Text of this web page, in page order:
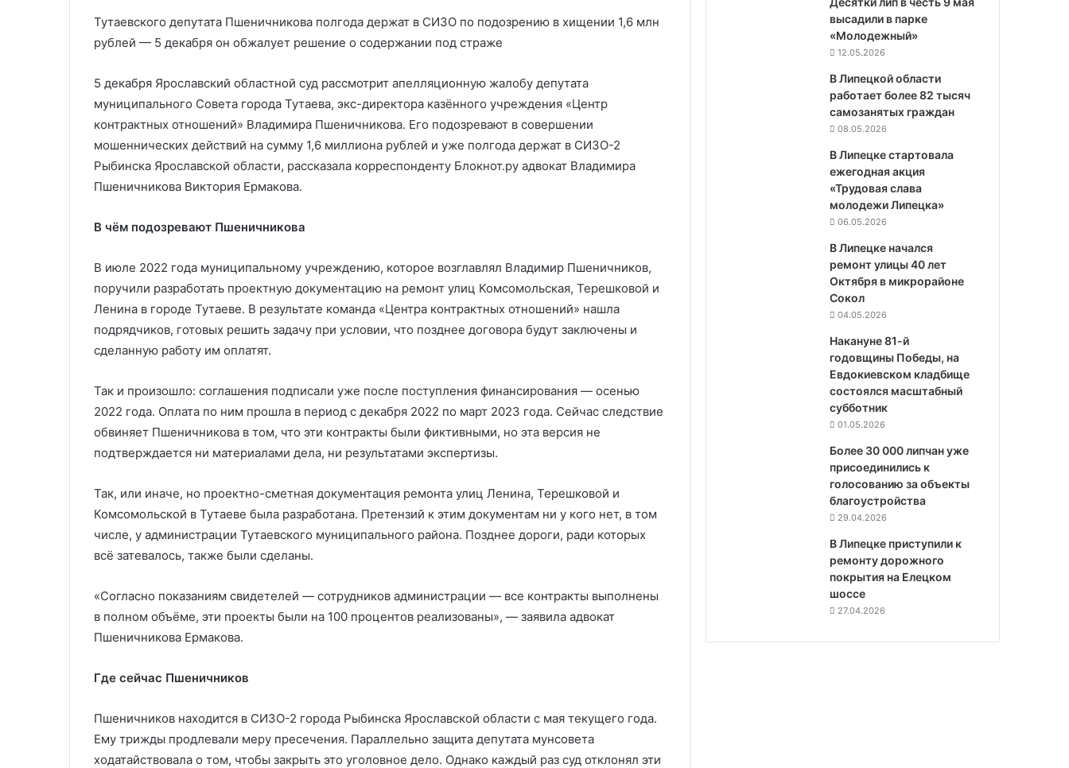
Тутаевского депутата Пшеничникова полгода держат в СИЗО по подозрению в хищении 1,6 млн
рублей — 5 декабря он обжалует решение о содержании под страже
5 декабря Ярославский областной суд рассмотрит апелляционную жалобу депутата
муниципального Совета города Тутаева, экс-директора казённого учреждения «Центр
контрактных отношений» Владимира Пшеничникова. Его подозревают в совершении
мошеннических действий на сумму 1,6 миллиона рублей и уже полгода держат в СИЗО-2
Рыбинска Ярославской области, рассказала корреспонденту Блокнот.ру адвокат Владимира
Пшеничникова Виктория Ермакова.
В чём подозревают Пшеничникова
В июле 2022 года муниципальному учреждению, которое возглавлял Владимир Пшеничников,
поручили разработать проектную документацию на ремонт улиц Комсомольская, Терешковой и
Ленина в городе Тутаеве. В результате команда «Центра контрактных отношений» нашла
подрядчиков, готовых решить задачу при условии, что позднее договора будут заключены и
сделанную работу им оплатят.
Так и произошло: соглашения подписали уже после поступления финансирования — осенью
2022 года. Оплата по ним прошла в период с декабря 2022 по март 2023 года. Сейчас следствие
обвиняет Пшеничникова в том, что эти контракты были фиктивными, но эта версия не
подтверждается ни материалами дела, ни результатами экспертизы.
Так, или иначе, но проектно-сметная документация ремонта улиц Ленина, Терешковой и
Комсомольской в Тутаеве была разработана. Претензий к этим документам ни у кого нет, в том
числе, у администрации Тутаевского муниципального района. Позднее дороги, ради которых
всё затевалось, также были сделаны.
«Согласно показаниям свидетелей — сотрудников администрации — все контракты выполнены
в полном объёме, эти проекты были на 100 процентов реализованы», — заявила адвокат
Пшеничникова Ермакова.
Где сейчас Пшеничников
Пшеничников находится в СИЗО-2 города Рыбинска Ярославской области с мая текущего года.
Ему трижды продлевали меру пресечения. Параллельно защита депутата мунсовета
ходатайствовала о том, чтобы закрыть это уголовное дело. Однако каждый раз суд отклонял эти
высадили в парке
«Молодежный»
12.05.2026
В Липецкой области
работает более 82 тысяч
самозанятых граждан
08.05.2026
В Липецке стартовала
ежегодная акция
«Трудовая слава
молодежи Липецка»
06.05.2026
В Липецке начался
ремонт улицы 40 лет
Октября в микрорайоне
Сокол
04.05.2026
Накануне 81-й
годовщины Победы, на
Евдокиевском кладбище
состоялся масштабный
субботник
01.05.2026
Более 30 000 липчан уже
присоединились к
голосованию за объекты
благоустройства
29.04.2026
В Липецке приступили к
ремонту дорожного
покрытия на Елецком
шоссе
27.04.2026